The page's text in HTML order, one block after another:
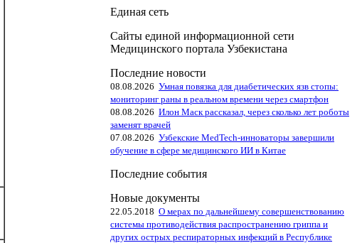
Единая сеть
Сайты единой информационной сети
Медицинского портала Узбекистана
Последние новости
08.08.2026 Умная повязка для диабетических язв стопы:
мониторинг раны в реальном времени через смартфон
08.08.2026 Илон Маск рассказал, через сколько лет роботы
заменят врачей
07.08.2026 Узбекские MedTech-инноваторы завершили
обучение в сфере медицинского ИИ в Китае
Последние события
Новые документы
22.05.2018 О мерах по дальнейшему совершенствованию
системы противодействия распространению гриппа и
других острых респираторных инфекций в Республике